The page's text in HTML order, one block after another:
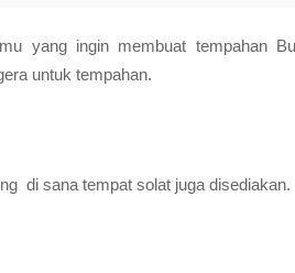
yang ingin membuat tempahan
untuk tempahan.
di sana tempat solat juga disediakan.